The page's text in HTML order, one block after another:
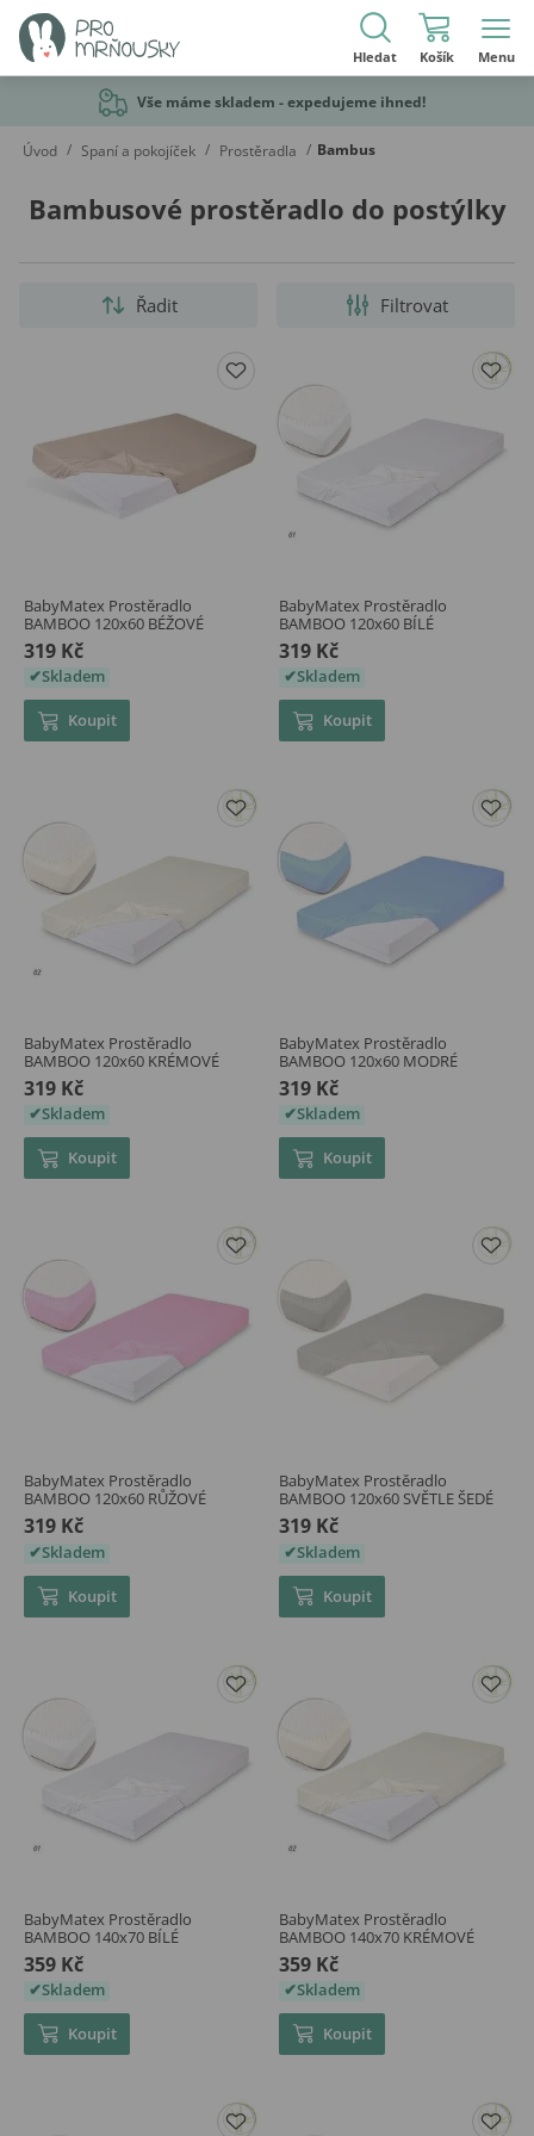
Hledat Košík Menu
Vše máme skladem - expedujeme ihned!
Úvod / Spaní a pokojíček / Prostěradla / Bambus
Bambusové prostěradlo do postýlky
Filtrovat
Řadit
BabyMatex Prostěradlo
BAMBOO 120x60 BÉŽOVÉ
319 Kč
Skladem
Koupit
BabyMatex Prostěradlo
BAMBOO 120x60 BÍLÉ
319 Kč
Skladem
Koupit
BabyMatex Prostěradlo
BAMBOO 120x60 KRÉMOVÉ
319 Kč
Skladem
Koupit
BabyMatex Prostěradlo
BAMBOO 120x60 MODRÉ
319 Kč
Skladem
Koupit
BabyMatex Prostěradlo
BAMBOO 120x60 RŮŽOVÉ
319 Kč
Skladem
Koupit
BabyMatex Prostěradlo
BAMBOO 120x60 SVĚTLE ŠEDÉ
319 Kč
Skladem
Koupit
BabyMatex Prostěradlo
BAMBOO 140x70 BÍLÉ
359 Kč
Skladem
Koupit
BabyMatex Prostěradlo
BAMBOO 140x70 KRÉMOVÉ
359 Kč
Skladem
Koupit